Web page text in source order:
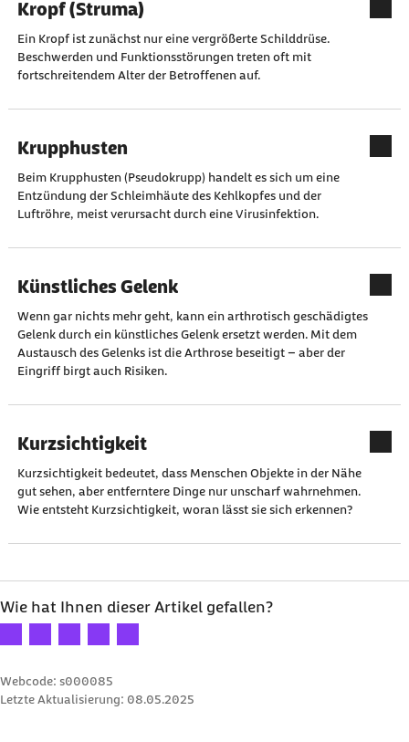
Kropf (Struma)
Ein Kropf ist zunächst nur eine vergrößerte Schilddrüse.
Beschwerden und Funktionsstörungen treten oft mit
fortschreitendem Alter der Betroffenen auf.
Krupphusten
Beim Krupphusten (Pseudokrupp) handelt es sich um eine
Entzündung der Schleimhäute des Kehlkopfes und der
Luftröhre, meist verursacht durch eine Virusinfektion.
Künstliches Gelenk
Wenn gar nichts mehr geht, kann ein arthrotisch geschädigtes
Gelenk durch ein künstliches Gelenk ersetzt werden. Mit dem
Austausch des Gelenks ist die Arthrose beseitigt – aber der
Eingriff birgt auch Risiken.
Kurzsichtigkeit
Kurzsichtigkeit bedeutet, dass Menschen Objekte in der Nähe
gut sehen, aber entferntere Dinge nur unscharf wahrnehmen.
Wie entsteht Kurzsichtigkeit, woran lässt sie sich erkennen?
Wie hat Ihnen dieser Artikel gefallen?
Ihre Bewertung: 1 Stern
Ihre Bewertung: 2 Sterne
Ihre Bewertung: 3 Sterne
Ihre Bewertung: 4 Sterne
Ihre Bewertung: 5 Sterne
Webcode: s000085
Letzte Aktualisierung: 08.05.2025